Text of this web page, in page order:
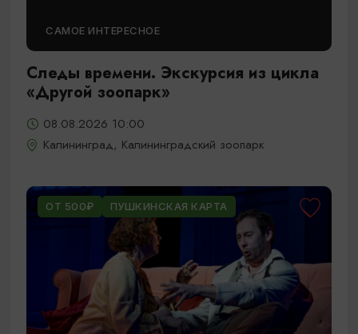
САМОЕ ИНТЕРЕСНОЕ
Следы времени. Экскурсия из цикла
«Другой зоопарк»
08.08.2026 10:00
Калининград, Калининградский зоопарк
ОТ 500₽ ПУШКИНСКАЯ КАРТА